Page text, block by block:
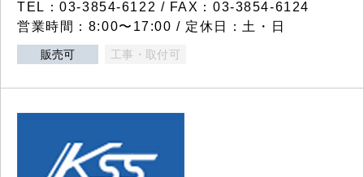
TEL：03-3854-6122 / FAX：03-3854-6124
営業時間：8:00〜17:00 / 定休日：土・日
販売可 工事・取付可